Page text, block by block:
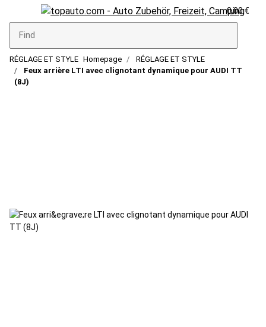
0,00 €
RÉGLAGE ET STYLE Homepage
RÉGLAGE ET STYLE
Feux arrière LTI avec clignotant dynamique pour AUDI TT
(8J)